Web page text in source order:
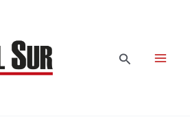
Buscar